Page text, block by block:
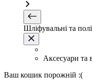
Шліфувальні та
Аксесуари та
Ваш кошик порожній :(